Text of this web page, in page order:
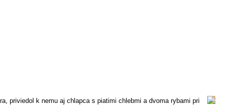
priviedol k nemu aj chlapca s piatimi chlebmi a dvoma rybami pri